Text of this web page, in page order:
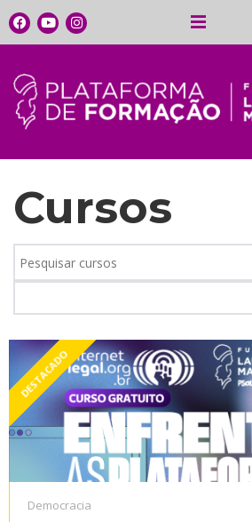
Cursos
DESTACADO
Democracia